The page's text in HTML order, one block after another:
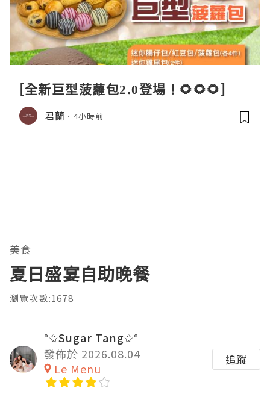
[全新巨型菠蘿包2.0登場！🌻🌻🌻]
君蘭 4小時前
美食
夏日盛宴自助晚餐
瀏覽次數:1678
°✩Sugar Tang✩°
發佈於 2026.08.04
Le Menu
追蹤